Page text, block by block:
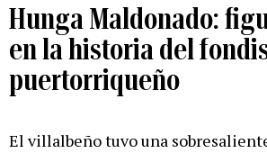
Hunga Maldonado:
en la historia del
puertorriqueño
El villalbeño tuvo una